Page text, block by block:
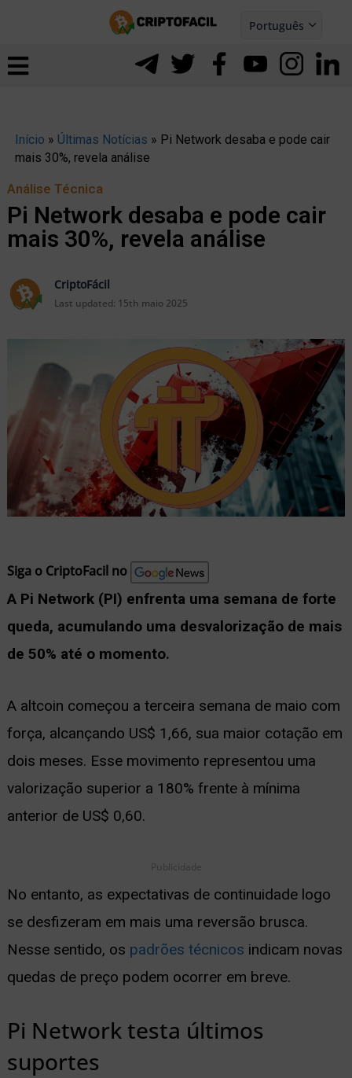
Português
Español
Início » Últimas Notícias » Pi Network desaba e pode cair
mais 30%, revela análise
Análise Técnica
Pi Network desaba e pode cair
mais 30%, revela análise
CriptoFácil
Last updated: 15th maio 2025
Siga o CriptoFacil no
A Pi Network (PI) enfrenta uma semana de forte
queda, acumulando uma desvalorização de mais
de 50% até o momento.
A altcoin começou a terceira semana de maio com
força, alcançando US$ 1,66, sua maior cotação em
dois meses. Esse movimento representou uma
valorização superior a 180% frente à mínima
anterior de US$ 0,60.
Publicidade
No entanto, as expectativas de continuidade logo
se desfizeram em mais uma reversão brusca.
Nesse sentido, os padrões técnicos indicam novas
quedas de preço podem ocorrer em breve.
Pi Network testa últimos
suportes